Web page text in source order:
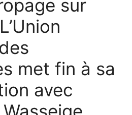
sur
met fin à sa
avec